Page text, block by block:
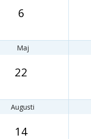
6
Maj
22
Augusti
14